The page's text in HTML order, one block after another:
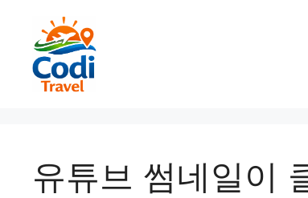
유튜브 썸네일이